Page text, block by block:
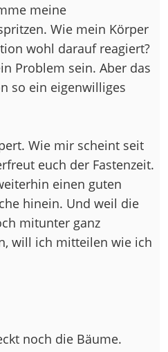
meine
Wie mein Körper
wohl darauf reagiert?
Problem sein. Aber das
so ein eigenwilliges
Wie mir scheint seit
euch der Fastenzeit.
einen guten
hinein. Und weil die
mitunter ganz
will ich mitteilen wie ich
noch die Bäume.